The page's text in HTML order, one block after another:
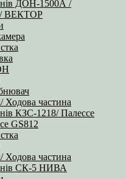
ДОН-1500А /
ВЕКТОР
Ходова частина
КЗС-1218/ Палессе
GS812
Ходова частина
СК-5 НИВА